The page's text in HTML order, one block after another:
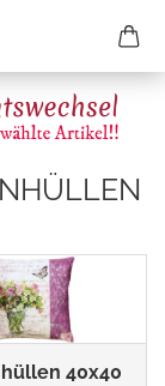
40x40